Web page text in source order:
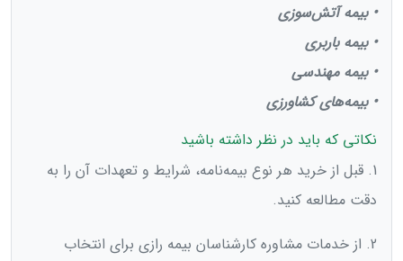
• بیمه آتش‌سوزی
• بیمه باربری
• بیمه مهندسی
• بیمه‌های کشاورزی
نکاتی که باید در نظر داشته باشید
1. قبل از خرید هر نوع بیمه‌نامه، شرایط و تعهدات آن را به
دقت مطالعه کنید.
2. از خدمات مشاوره کارشناسان بیمه رازی برای انتخاب